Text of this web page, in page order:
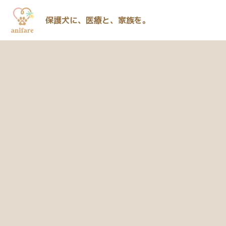
保護犬に、医療と、家族を。